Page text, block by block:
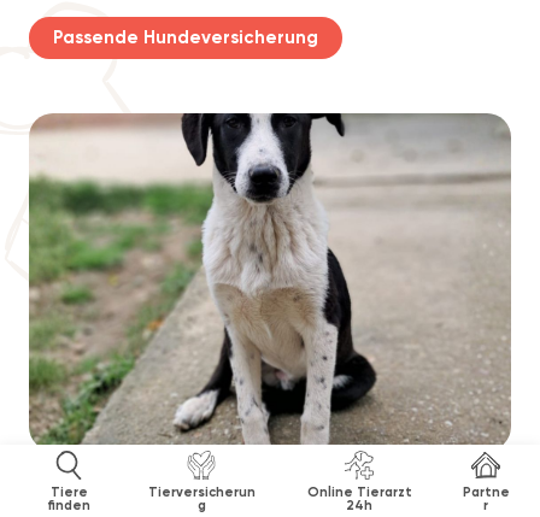
Tiere
finden
Tierversicherun
g
Online Tierarzt
24h
Partne
r
Passende Hundeversicherung